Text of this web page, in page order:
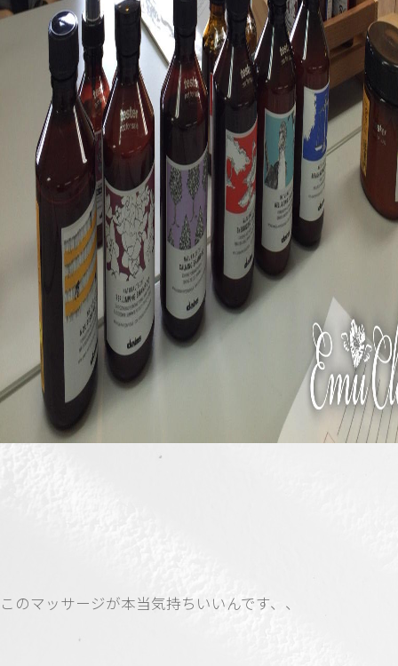
このマッサージが本当気持ちいいんです、、